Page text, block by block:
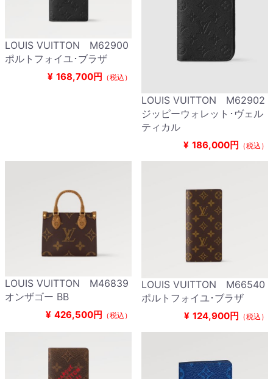
LOUIS VUITTON M62900
ポルトフォイユ･ブラザ
¥ 168,700円 （税込）
LOUIS VUITTON M62902
ジッピーウォレット･ヴェル
ティカル
¥ 186,000円 （税込）
LOUIS VUITTON M46839
オンザゴー BB
¥ 426,500円 （税込）
LOUIS VUITTON M66540
ポルトフォイユ･ブラザ
¥ 124,900円 （税込）